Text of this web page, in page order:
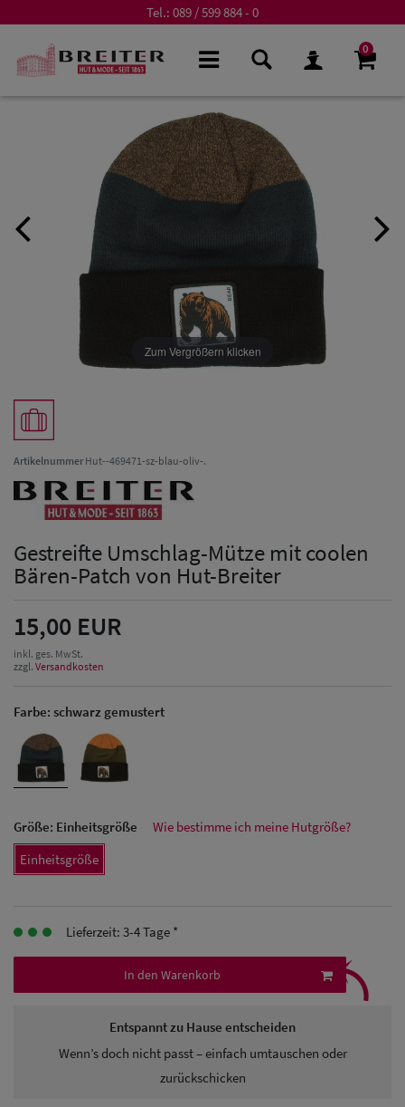
Tel.: 089 / 599 884 - 0
0
Herren Caps
Herren
Baseball Cpas
Schutz Caps
Zum Vergrößern klicken
ArtikelnummerHut--469471-sz-blau-oliv-.
Gestreifte Umschlag-Mütze mit coolen
Bären-Patch von Hut-Breiter
15,00 EUR
inkl. ges. MwSt.
zzgl. Versandkosten
Farbe: schwarz gemustert
Größe: Einheitsgröße
Wie bestimme ich meine Hutgröße?
Einheitsgröße
Lieferzeit: 3-4 Tage *
In den Warenkorb
Entspannt zu Hause entscheiden
Wenn’s doch nicht passt – einfach umtauschen oder
zurückschicken
⤹